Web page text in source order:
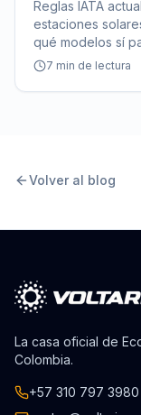
Reglas IATA
estaciones
qué modelos sí
7 min de lectura
Volver al blog
La casa oficial de
Colombia.
+57 310 797 3980